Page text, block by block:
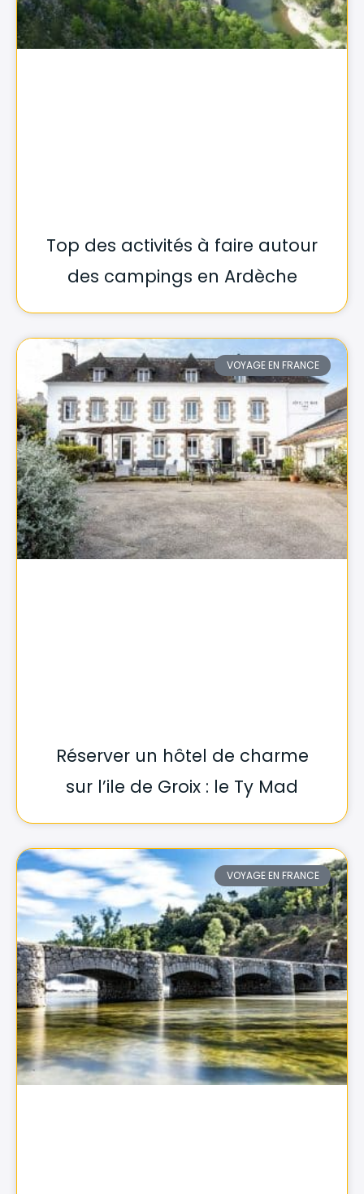
Top des activités à faire autour
des campings en Ardèche
VOYAGE EN FRANCE
Réserver un hôtel de charme
sur l’ile de Groix : le Ty Mad
VOYAGE EN FRANCE